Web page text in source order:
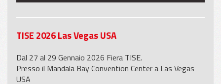
TISE 2026 Las Vegas USA
Dal 27 al 29 Gennaio 2026 Fiera TISE.
Presso il Mandala Bay Convention Center a Las Vegas
USA